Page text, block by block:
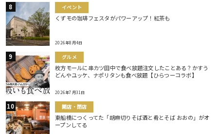
イベント
くずモの珈琲フェスタがパワーアップ！紅茶も
2026年8月4日
グルメ
枚方モールに串カツ田中で食べ放題注文したことある？かすう
どんやユッケ、ナポリタンも食べ放題【ひらつーコラボ】
2026年7月31日
開店・閉店
東船橋につくってた「胡麻切りそば酒と肴とそば おおの」がオ
ープンしてる